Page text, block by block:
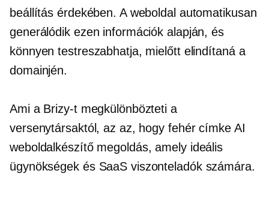
beállítás érdekében. A weboldal automatikusan
generálódik ezen információk alapján, és
könnyen testreszabhatja, mielőtt elindítaná a
domainjén.
Ami a Brizy-t megkülönbözteti a
versenytársaktól, az az, hogy fehér címkeAI
weboldalkészítő megoldás, amely ideális
ügynökségek és SaaS viszonteladók számára.